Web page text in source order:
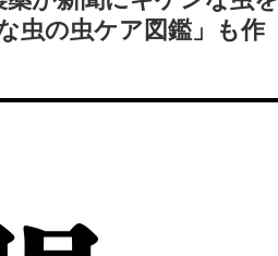
虫の虫ケア図鑑」も作